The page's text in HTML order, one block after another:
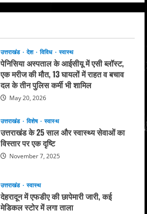
उत्तराखंड देश विविध स्वास्थ
पेनिसिया अस्पताल के आईसीयू में एसी ब्लॉस्ट,
एक मरीज की मौत, 13 घायलों में राहत व बचाव
दल के तीन पुलिस कर्मी भी शामिल
May 20, 2026
उत्तराखंड विशेष स्वास्थ
उत्तराखंड के 25 साल और स्वास्थ्य सेवाओं का
विस्तार पर एक दृष्टि
November 7, 2025
उत्तराखंड स्वास्थ
देहरादून में एफडीए की छापेमारी जारी, कई
मेडिकल स्टोर में लगा ताला